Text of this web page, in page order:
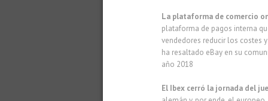
La plataforma de comercio
plataforma de pagos interna
vendedores reducir los costes
ha resaltado eBay en su
año 2018
El Ibex cerró la jornada del